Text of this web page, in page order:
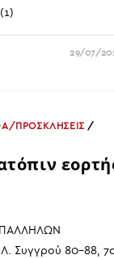
(1)
29/07/
ΠΡΟΣΚΛΗΣΕΙΣ /
Συγγρού 80-88,